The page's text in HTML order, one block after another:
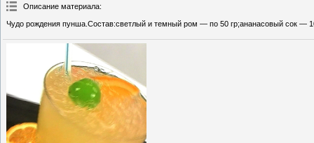
Описание материала:
Чудо рождения пунша.Состав:светлый и темный ром — по 50 гр;ананасовый сок —